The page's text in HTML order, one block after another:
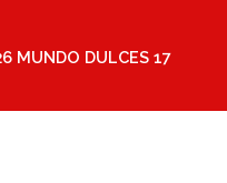
DULCES 17